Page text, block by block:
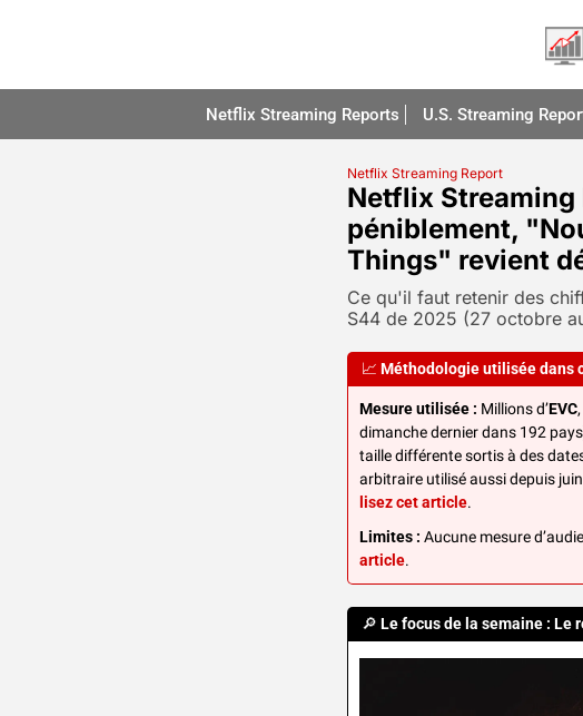
Netflix Streaming Reports U.S. Streaming
Netflix Streaming Report
Netflix
péniblement,
Things" revient
Ce qu'il faut retenir des
S44 de 2025 (27 octobre
📈 Méthodologie utilisée dans
Mesure utilisée : Millions d’EVC
dimanche dernier dans 192
taille différente sortis à des
lisez cet article.
Limites : Aucune mesure
article.
🔎 Le focus de la semaine : Le